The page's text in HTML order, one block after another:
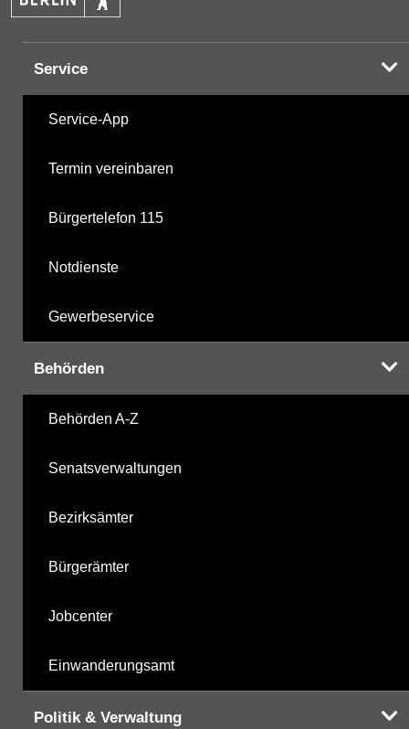
Service
Service-App
Termin vereinbaren
Bürgertelefon 115
Notdienste
Gewerbeservice
Behörden
Behörden A-Z
Senatsverwaltungen
Bezirksämter
Bürgerämter
Jobcenter
Einwanderungsamt
Politik & Verwaltung